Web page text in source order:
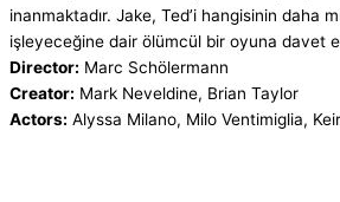
inanmaktadır. Jake, Ted’i hangisinin daha
işleyeceğine dair ölümcül bir oyuna davet
Director: Marc Schölermann
Creator: Mark Neveldine, Brian Taylor
Actors: Alyssa Milano, Milo Ventimiglia,